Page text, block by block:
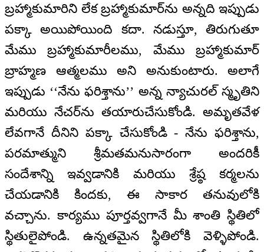
బ్రహ్మాకుమారిని లేక బ్రహ్మాకుమార్‌ను అన్నది ఇప్పుడు
పక్కా అయిపోయింది కదా. నడుస్తూ, తిరుగుతూ
మేము బ్రహ్మాకుమారీలము, మేము బ్రహ్మాకుమార్
బ్రాహ్మణ ఆత్మలము అని అనుకుంటారు. అలాగే
ఇప్పుడు ‘‘నేను ఫరిశ్తాను’’ అన్న న్యాచురల్ స్మృతిని
మరియు నేచర్‌ను తయారుచేసుకోండి. అమృతవేళ
లేవగానే దీనిని పక్కా చేసుకోండి - నేను ఫరిశ్తాను,
పరమాత్ముని శ్రీమతమనుసారంగా అందరికీ
సందేశాన్ని ఇవ్వడానికి మరియు శ్రేష్ఠ కర్మలను
చేయడానికి కిందకు, ఈ సాకార తనువులోకి
వచ్చాను. కార్యము పూర్తవ్వగానే మీ శాంతి స్థితిలో
స్థితులైపోండి. ఉన్నతమైన స్థితిలోకి వెళ్ళిపోండి.